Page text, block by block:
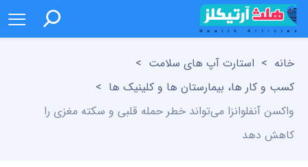
خانه > استارت آپ های سلامت >
کسب و کار ها، بیمارستان ها و کلینیک ها >
واکسن آنفلوانزا می‌تواند خطر حمله قلبی و سکته مغزی را
کاهش دهد